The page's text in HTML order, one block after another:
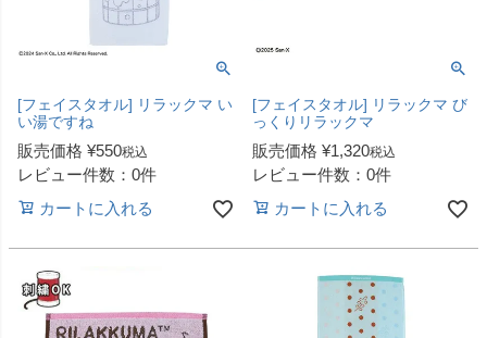
[フェイスタオル] リラックマ い
い湯ですね
販売価格 ¥550税込
レビュー件数：0件
カートに入れる
[フェイスタオル] リラックマ び
っくりリラックマ
販売価格 ¥1,320税込
レビュー件数：0件
カートに入れる